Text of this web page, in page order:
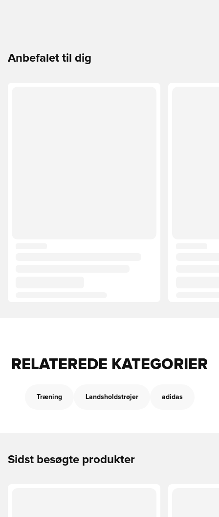
Anbefalet til dig
RELATEREDE KATEGORIER
Træning Landsholdstrøjer adidas
Sidst besøgte produkter